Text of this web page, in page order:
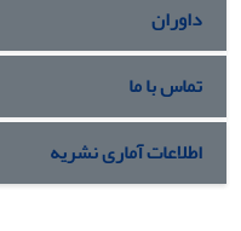
داوران
تماس با ما
اطلاعات آماری نشریه